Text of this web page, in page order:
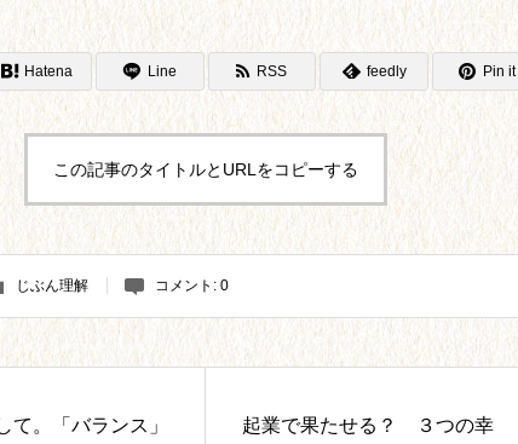
すればいい？
が「感謝」。
Hatena Line RSS feedly Pin it
この記事のタイトルとURLをコピーする
じぶん理解 コメント: 0
て。「バランス」
起業で果たせる？ ３つの幸